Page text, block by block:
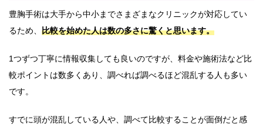
豊胸手術は大手から中小までさまざまなクリニックが対応してい
るため、 比較を始めた人は数の多さに驚くと思います。
1つずつ丁寧に情報収集しても良いのですが、料金や施術法など比
較ポイントは数多くあり、調べれば調べるほど混乱する人も多い
です。
すでに頭が混乱している人や、調べて比較することが面倒だと感